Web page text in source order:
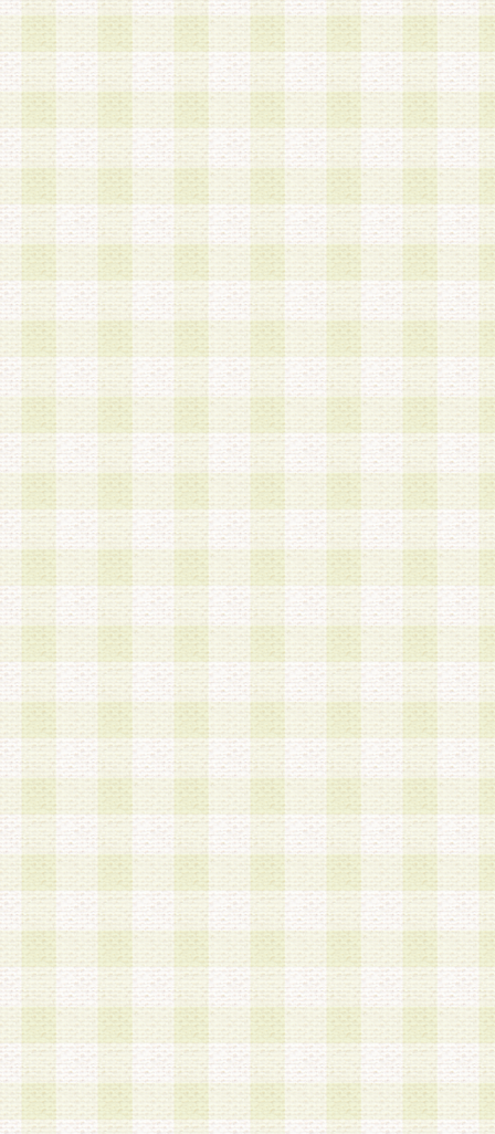
第5条 会員の登録情報
1.当社は、会員の登録情報に含まれる氏名・住所
アドレス等会員個人を識別できる情報を当社が別
シーポリシー
」に基づき適切に取り扱うものとし
は、当該個人情報を以下の各号に定める目的に利
す。なお、これら事項以外の目的で個人情報を利
かじめ会員の同意を得たうえで利用するものとし
a.本サービスの実施または運営
b.本サービスに係る謝礼、景品、調査サンプル品
c.会員からの電話、メール等の問い合わせなどへ
d.その他これらに付随する業務
2.当社は、会員個人を識別することのできる情報
会員情報を本人の承諾なく第三者に開示すること
人を識別できる情報について第三者に開示または
社は事前に会員本人の同意を得るものとします。
3.前項の定めに拘わらず、当社は、以下の目的に
意を 得ることなく、会員個人を識別できる情報
づき選定した委託業者に対して当社の責任におい
できるものとします。な お、当社は、当該委託
契約を締結しこれを遵守させるとともに、本規約
の注意をもって当該情報を使用させるものとし ま
a.本サービスに係る謝礼、景品、調査サンプル品
b.会員からの電話、メール等の問い合わせなどへ
c.モバイルリサーチ、またはグループ形式による
実施もしくは運営
d.その他これらに付随する業務
4.会員は、住所、電話番号その他の登録情報につ
合は、速やかに当社所定の変更手続きを行うもの
5.当社は、必要と認めた場合、会員に対して、電
手段により登録情報の対象者が会員登録者本人で
の内容が正確であること、アンケートの回答内容
うことができるものとます。
6.会員は、会員登録後当社が定期的に行う登録情
して、当社指定の期間内に更新手続きを行うもの
該期間内に更新手続きを行わない場合、その時点
発行したポイントは失効されるものとします。